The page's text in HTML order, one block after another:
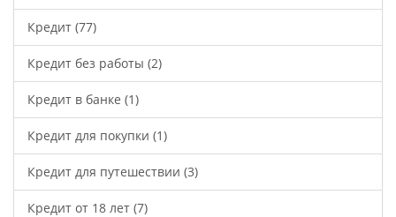
Кредит (77)
Кредит без работы (2)
Кредит в банке (1)
Кредит для покупки (1)
Кредит для путешествии (3)
Кредит от 18 лет (7)